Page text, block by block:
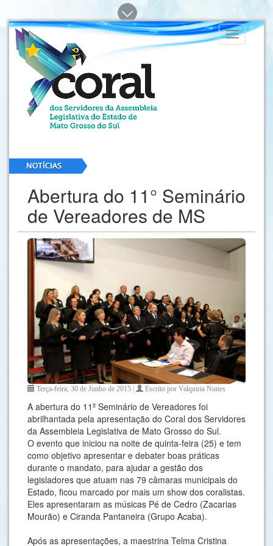
Toggle
navigation
Abertura do 11° Seminário
de Vereadores de MS
Terça-feira, 30 de Junho de 2015 | Escrito por Valquiria Nunes
A abertura do 11º Seminário de Vereadores foi
abrilhantada pela apresentação do Coral dos Servidores
da Assembleia Legislativa de Mato Grosso do Sul.
O evento que iniciou na noite de quinta-feira (25) e tem
como objetivo apresentar e debater boas práticas
durante o mandato, para ajudar a gestão dos
legisladores que atuam nas 79 câmaras municipais do
Estado, ficou marcado por mais um show dos coralistas.
Eles apresentaram as músicas Pé de Cedro (Zacarias
Mourão) e Ciranda Pantaneira (Grupo Acaba).
Após as apresentações, a maestrina Telma Cristina